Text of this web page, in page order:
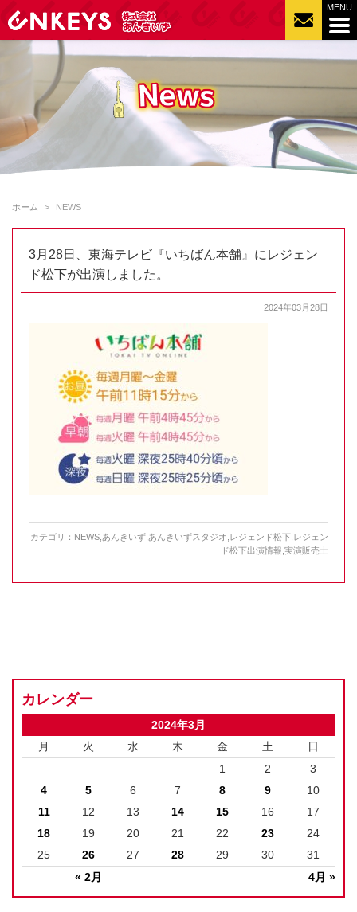
ホーム NEWS
3月28日、東海テレビ『いちばん本舗』にレジェン
ド松下が出演しました。
2024年03月28日
カテゴリ： NEWS あんきいず あんきいずスタジオ レジェンド松下 レジェン
ド松下出演情報 実演販売士
カレンダー
2024年3月
月
火 水 木 金 土 日
« 2月 4月 »
1 2
3
4
5 6 7 8 9
10
11
12 13 14 15 16
17
18
19 20 21 22 23
24
25
26 27 28 29 30 31